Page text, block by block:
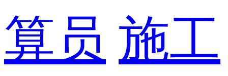
算员 施工